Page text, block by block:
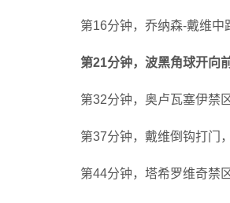
第16分钟，乔纳森-戴维中
第21分钟，波黑角球开向
第32分钟，奥卢瓦塞伊禁
第37分钟，戴维倒钩打门
第44分钟，塔希罗维奇禁